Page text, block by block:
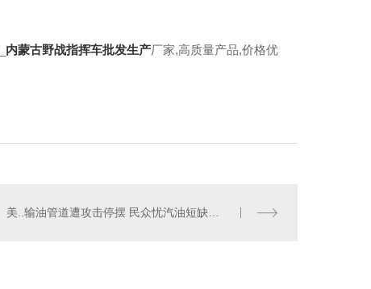
内蒙古野战指挥车批发生产厂家,高质量产品,价格优
美..输油管道遭攻击停摆 民众忧汽油短缺排长队加油